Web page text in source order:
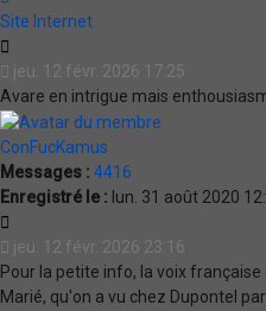
PierrotDameron
Site Internet
jeu. 12 févr. 2026 17:25
Avare en intrigue mais
ConFucKamus
Messages : 4416
Enregistré le : lun. 31 août 2020
jeu. 12 févr. 2026 23:16
Pour la petite info, la voix
Marié, qu'on a vu chez Dupontel